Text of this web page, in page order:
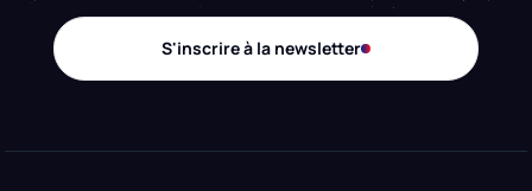
S'inscrire à la newsletter